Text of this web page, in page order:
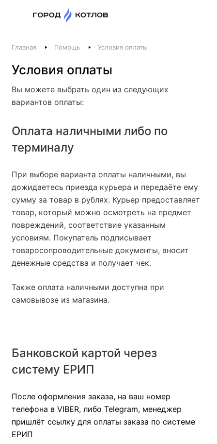
Телефоны
+375 44 511-06-41
+375 29 237-06-41
Котлы и отопление
Печи, камины, бани
Заказать звонок
Главная Помощь Условия оплаты
Условия оплаты
Вы можете выбрать один из следующих
вариантов оплаты:
Оплата наличными либо по
терминалу
При выборе варианта оплаты наличными, вы
дожидаетесь приезда курьера и передаёте ему
сумму за товар в рублях. Курьер предоставляет
товар, который можно осмотреть на предмет
повреждений, соответствие указанным
условиям. Покупатель подписывает
товаросопроводительные документы, вносит
денежные средства и получает чек.
Также оплата наличными доступна при
самовывозе из магазина.
Банковской картой через
систему ЕРИП
После оформления заказа, на ваш номер
телефона в VIBER, либо Telegram, менеджер
пришлёт ссылку для оплаты заказа по системе
ЕРИП